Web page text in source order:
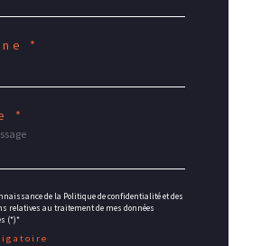
*
*
de la Politique de confidentialité et des
relatives au traitement de mes données
(*)*